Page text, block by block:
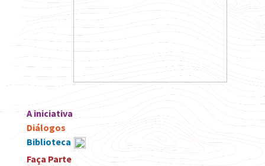
A iniciativa
Diálogos
Biblioteca
Faça Parte